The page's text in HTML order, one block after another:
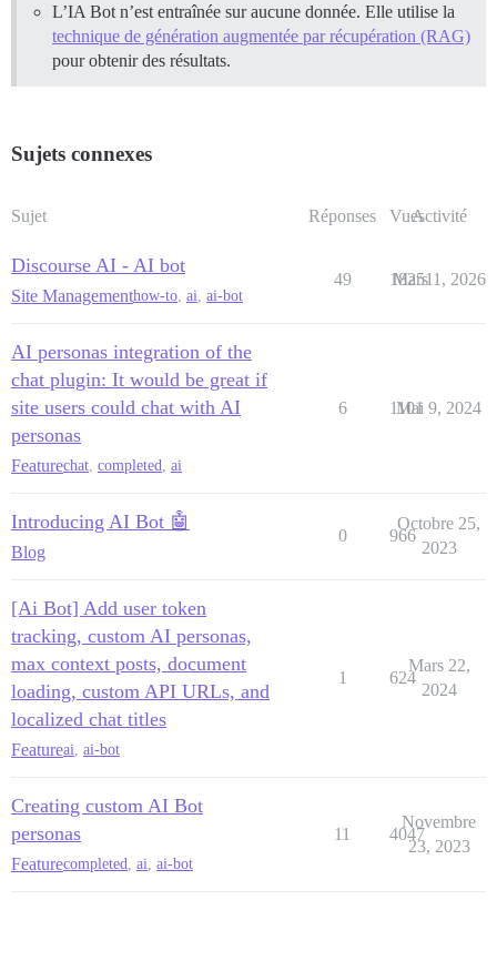
L’IA Bot n’est entraînée sur aucune donnée. Elle utilise la
technique de génération augmentée par récupération (RAG)
pour obtenir des résultats.
Sujets connexes
Sujet Réponses VuesActivité
Discourse AI - AI bot
Site Managementhow-to, ai, ai-bot
49 18251
Mars 1, 2026
AI personas integration of the
chat plugin: It would be great if
site users could chat with AI
personas
Featurechat, completed, ai
6 1101
Mai 9, 2024
Introducing AI Bot 🤖
Blog
0 966
Octobre 25,
2023
[Ai Bot] Add user token
tracking, custom AI personas,
max context posts, document
loading, custom API URLs, and
localized chat titles
Featureai, ai-bot
1 624
Mars 22,
2024
Creating custom AI Bot
personas
Featurecompleted, ai, ai-bot
11 4047
Novembre
23, 2023